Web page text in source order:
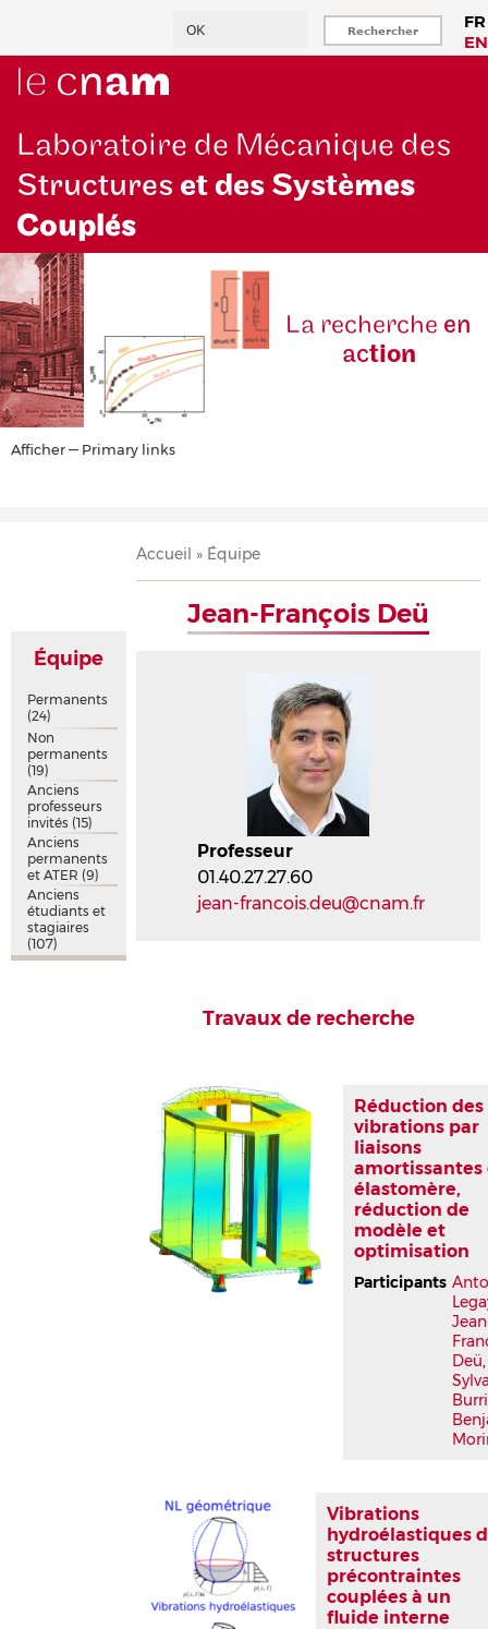
principal
FR
EN
Laboratoire de Mécanique des
Structures et des Systèmes
Couplés
La recherche en
action
Primary
Afficher — Primary links
Fil
d'Ariane
Accueil Équipe
Jean-François Deü
Professeur
01.40.27.27.60
jean-francois.deu@cnam.fr
Travaux de recherche
Réduction des
vibrations par
liaisons
amortissantes
élastomère,
réduction de
modèle et
optimisation
Participants
Deü,
Burri
Vibrations
hydroélastiques
structures
précontraintes
couplées à un
fluide interne
Équipe
Permanents
(24)
Non
permanents
(19)
Anciens
professeurs
invités (15)
Anciens
permanents
et ATER (9)
Anciens
étudiants et
stagiaires
(107)